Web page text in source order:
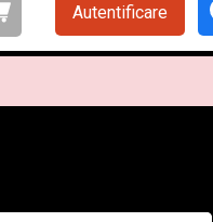
Autentificare